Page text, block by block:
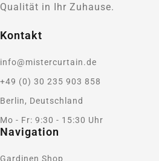
Qualität in Ihr Zuhause.
Kontakt
info@mistercurtain.de
+49 (0) 30 235 903 858
Berlin, Deutschland
Mo - Fr: 9:30 - 15:30 Uhr
Navigation
Gardinen Shop